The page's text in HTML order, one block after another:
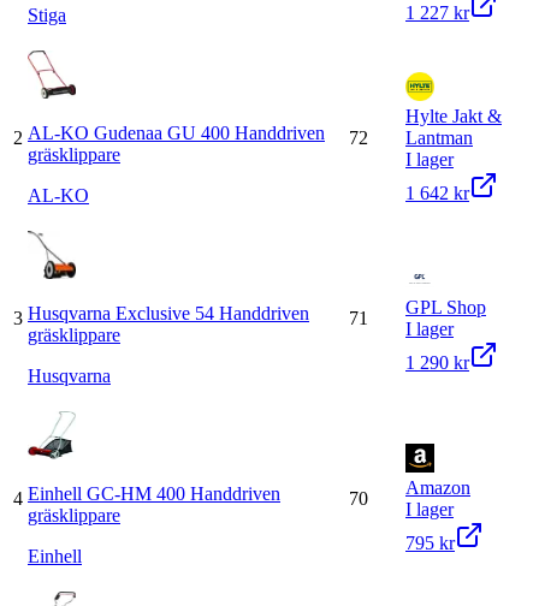
Stiga
1 227 kr
2 AL-KO Gudenaa GU 400 Handdriven
gräsklippare
AL-KO
72
Hylte Jakt &
Lantman
I lager
1 642 kr
3 Husqvarna Exclusive 54 Handdriven
gräsklippare
Husqvarna
71
GPL Shop
I lager
1 290 kr
4 Einhell GC-HM 400 Handdriven
gräsklippare
Einhell
70
Amazon
I lager
795 kr